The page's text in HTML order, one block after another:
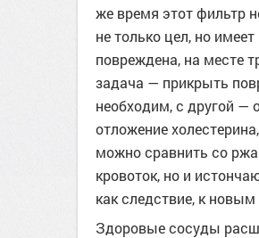
же время этот фильтр
не только цел, но
повреждена, на месте
задача — прикрыть
необходим, с другой —
отложение
можно сравнить со
кровоток, но и
как следствие, к
Здоровые сосуды